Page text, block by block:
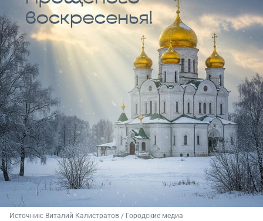
Источник: Виталий Калистратов / Городские медиа